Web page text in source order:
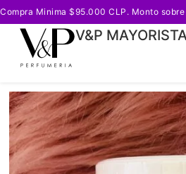
Compra Minima $95.000 CLP. Monto
V&P